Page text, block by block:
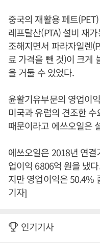
중국의 재활용 페트
레프탈산(PTA) 설비 재
조해지면서 파라자일렌
료 가격을 뺀 것)이 크게
을 거둘 수 있었다.
윤활기유부문의 영업이
미국과 유럽의 견조한
때문이라고 에쓰오일은
에쓰오일은 2018년 연
업이익 6806억 원을 냈
지만 영업이익은 50.4%
기자]
인기기사